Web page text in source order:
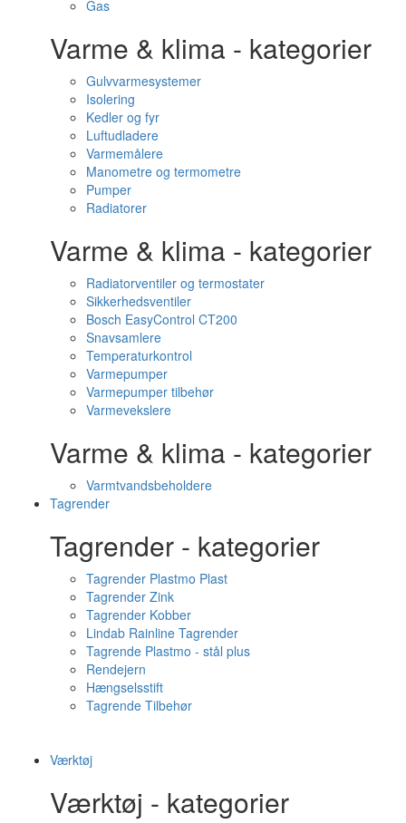
Gas
Varme & klima - kategorier
Gulvvarmesystemer
Isolering
Kedler og fyr
Luftudladere
Varmemålere
Manometre og termometre
Pumper
Radiatorer
Varme & klima - kategorier
Radiatorventiler og termostater
Sikkerhedsventiler
Bosch EasyControl CT200
Snavsamlere
Temperaturkontrol
Varmepumper
Varmepumper tilbehør
Varmevekslere
Varme & klima - kategorier
Varmtvandsbeholdere
Tagrender
Tagrender - kategorier
Tagrender Plastmo Plast
Tagrender Zink
Tagrender Kobber
Lindab Rainline Tagrender
Tagrende Plastmo - stål plus
Rendejern
Hængselsstift
Tagrende Tilbehør
Værktøj
Værktøj - kategorier